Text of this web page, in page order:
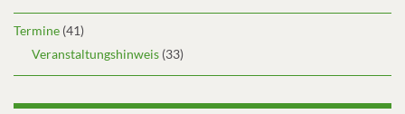
Termine (41)
Veranstaltungshinweis (33)